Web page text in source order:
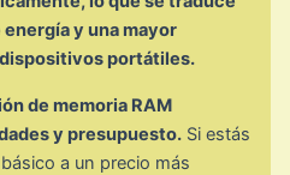
y una mayor
portátiles.
de memoria RAM
y presupuesto. Si estás
a un precio más